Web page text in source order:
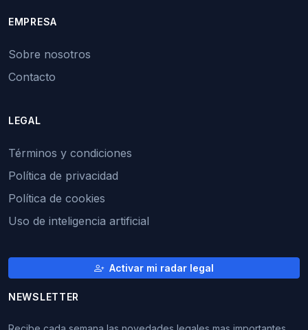
EMPRESA
Sobre nosotros
Contacto
LEGAL
Términos y condiciones
Política de privacidad
Política de cookies
Uso de inteligencia artificial
Activar mi radar legal
NEWSLETTER